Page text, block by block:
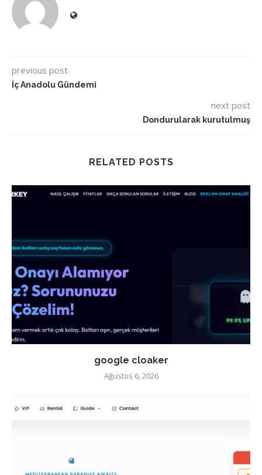
previous post
İç Anadolu Gündemi
next post
Dondurularak kurutulmuş
RELATED POSTS
google cloaker
Ağustos 6, 2026